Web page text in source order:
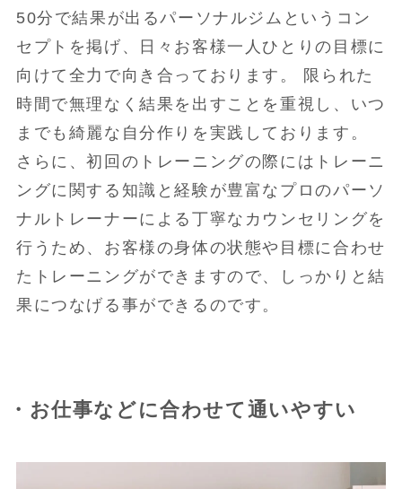
50分で結果が出るパーソナルジムというコン
セプトを掲げ、日々お客様一人ひとりの目標に
向けて全力で向き合っております。 限られた
時間で無理なく結果を出すことを重視し、いつ
までも綺麗な自分作りを実践しております。
さらに、初回のトレーニングの際にはトレーニ
ングに関する知識と経験が豊富なプロのパーソ
ナルトレーナーによる丁寧なカウンセリングを
行うため、お客様の身体の状態や目標に合わせ
たトレーニングができますので、しっかりと結
果につなげる事ができるのです。
・お仕事などに合わせて通いやすい